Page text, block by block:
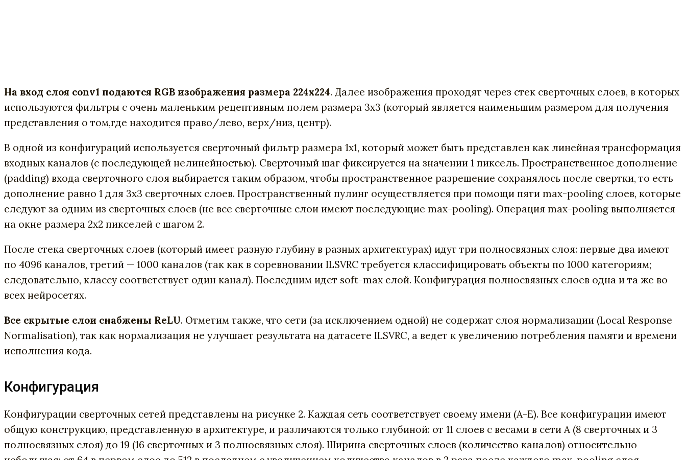
На вход слоя conv1 подаются RGB изображения размера 224х224. Далее изображения проходят через стек сверточных слоев, в которых
используются фильтры с очень маленьким рецептивным полем размера 3х3 (который является наименьшим размером для получения
представления о том,где находится право/лево, верх/низ, центр).
В одной из конфигураций используется сверточный фильтр размера 1х1, который может быть представлен как линейная трансформация
входных каналов (с последующей нелинейностью). Сверточный шаг фиксируется на значении 1 пиксель. Пространственное дополнение
(padding) входа сверточного слоя выбирается таким образом, чтобы пространственное разрешение сохранялось после свертки, то есть
дополнение равно 1 для 3х3 сверточных слоев. Пространственный пулинг осуществляется при помощи пяти max-pooling слоев, которые
следуют за одним из сверточных слоев (не все сверточные слои имеют последующие max-pooling). Операция max-pooling выполняется
на окне размера 2х2 пикселей с шагом 2.
После стека сверточных слоев (который имеет разную глубину в разных архитектурах) идут три полносвязных слоя: первые два имеют
по 4096 каналов, третий — 1000 каналов (так как в соревновании ILSVRC требуется классифицировать объекты по 1000 категориям;
следовательно, классу соответствует один канал). Последним идет soft-max слой. Конфигурация полносвязных слоев одна и та же во
всех нейросетях.
Все скрытые слои снабжены ReLU. Отметим также, что сети (за исключением одной) не содержат слоя нормализации (Local Response
Normalisation), так как нормализация не улучшает результата на датасете ILSVRC, а ведет к увеличению потребления памяти и времени
исполнения кода.
Конфигурация
Конфигурации сверточных сетей представлены на рисунке 2. Каждая сеть соответствует своему имени (A-E). Все конфигурации имеют
общую конструкцию, представленную в архитектуре, и различаются только глубиной: от 11 слоев с весами в сети A (8 сверточных и 3
полносвязных слоя) до 19 (16 сверточных и 3 полносвязных слоя). Ширина сверточных слоев (количество каналов) относительно